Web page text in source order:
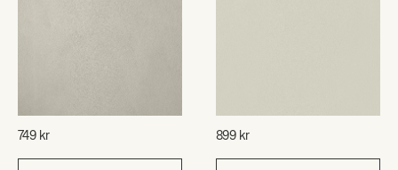
749 kr 899 kr